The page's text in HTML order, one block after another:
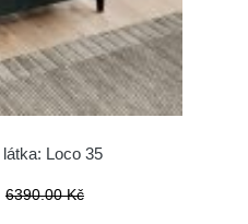
Loco 35
6390.00 Kč